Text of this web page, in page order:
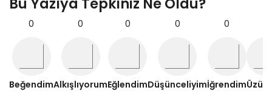
0
Beğendim
0
Alkışlıyorum
0
Eğlendim
0
Düşünceliyim
0
İğrendim